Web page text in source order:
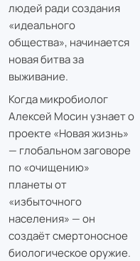
людей ради создания
«идеального
общества», начинается
новая битва за
выживание.
Когда микробиолог
Алексей Мосин узнает о
проекте «Новая жизнь»
— глобальном заговоре
по «очищению»
планеты от
«избыточного
населения» — он
создаёт смертоносное
биологическое оружие.